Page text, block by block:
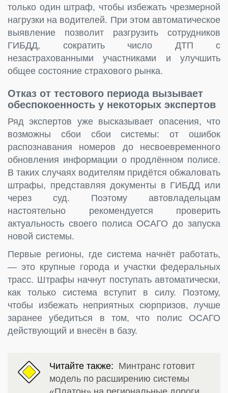
только один штраф, чтобы избежать чрезмерной
нагрузки на водителей. При этом автоматическое
выявление позволит разгрузить сотрудников
ГИБДД, сократить число ДТП с
незастрахованными участниками и улучшить
общее состояние страхового рынка.
Отказ от тестового периода вызывает
обеспокоенность у некоторых экспертов
Ряд экспертов уже высказывает опасения, что
возможны сбои сбои системы: от ошибок
распознавания номеров до несвоевременного
обновления информации о продлённом полисе.
В таких случаях водителям придётся обжаловать
штрафы, представляя документы в ГИБДД или
через суд. Поэтому автовладельцам
настоятельно рекомендуется проверить
актуальность своего полиса ОСАГО до запуска
новой системы.
Первые регионы, где система начнёт работать,
— это крупные города и участки федеральных
трасс. Штрафы начнут поступать автоматически,
как только система вступит в силу. Поэтому,
чтобы избежать неприятных сюрпризов, лучше
заранее убедиться в том, что полис ОСАГО
действующий и внесён в базу.
Читайте также: Минтранс готовит
модель по расширению системы